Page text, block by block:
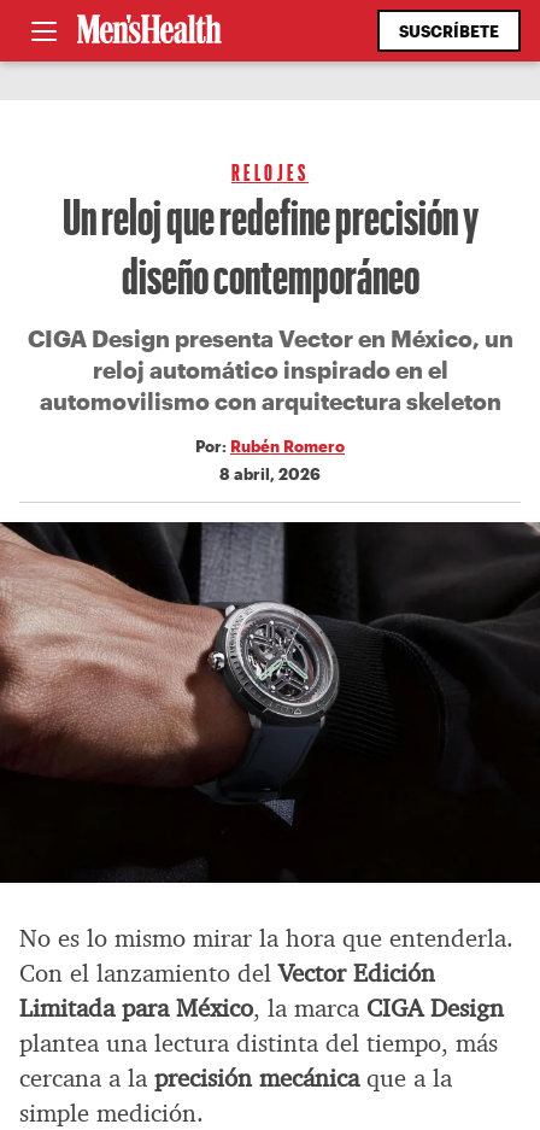
SUSCRÍBETE
RELOJES
Un reloj que redefine precisión y
diseño contemporáneo
CIGA Design presenta Vector en México, un
reloj automático inspirado en el
automovilismo con arquitectura skeleton
Por: Rubén Romero
8 abril, 2026
No es lo mismo mirar la hora que entenderla.
Con el lanzamiento delVector Edición
Limitada para México, la marca CIGA Design
plantea una lectura distinta del tiempo, más
cercana a la precisión mecánicaque a la
simple medición.